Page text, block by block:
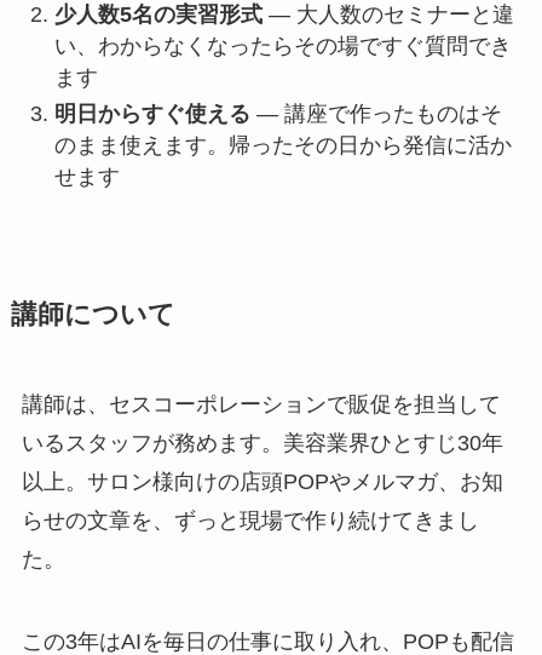
少人数5名の実習形式— 大人数のセミナーと違
い、わからなくなったらその場ですぐ質問でき
ます
明日からすぐ使える — 講座で作ったものはそ
のまま使えます。帰ったその日から発信に活か
せます
講師について
講師は、セスコーポレーションで販促を担当して
いるスタッフが務めます。美容業界ひとすじ30年
以上。サロン様向けの店頭POPやメルマガ、お知
らせの文章を、ずっと現場で作り続けてきまし
た。
この3年はAIを毎日の仕事に取り入れ、POPも配信